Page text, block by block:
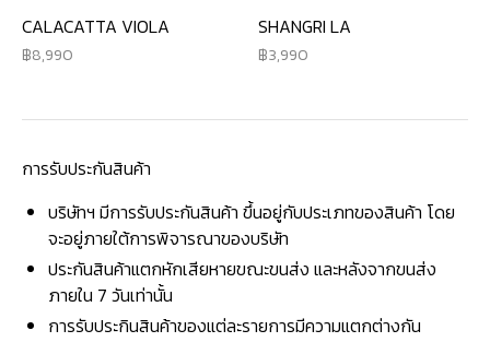
CALACATTA VIOLA
8,990
SHANGRI LA
3,990
การรับประกันสินค้า
บริษัทฯ มีการรับประกันสินค้า ขึ้นอยู่กับประเภทของสินค้า โดย
จะอยู่ภายใต้การพิจารณาของบริษัท
ประกันสินค้าแตกหักเสียหายขณะขนส่ง และหลังจากขนส่ง
ภายใน 7 วันเท่านั้น
การรับประกินสินค้าของแต่ละรายการมีความแตกต่างกัน